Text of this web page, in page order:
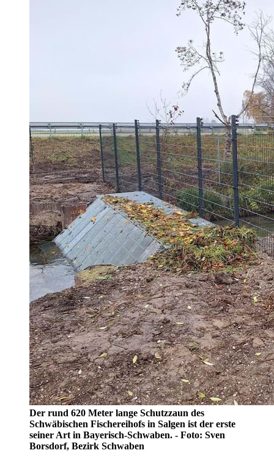
Der rund 620 Meter lange Schutzzaun des
Schwäbischen Fischereihofs in Salgen ist der erste
seiner Art in Bayerisch-Schwaben. - Foto: Sven
Borsdorf, Bezirk Schwaben